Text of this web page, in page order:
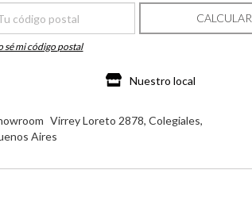
CALCULAR
sé mi código postal
Nuestro local
Virrey Loreto 2878, Colegiales,
Aires